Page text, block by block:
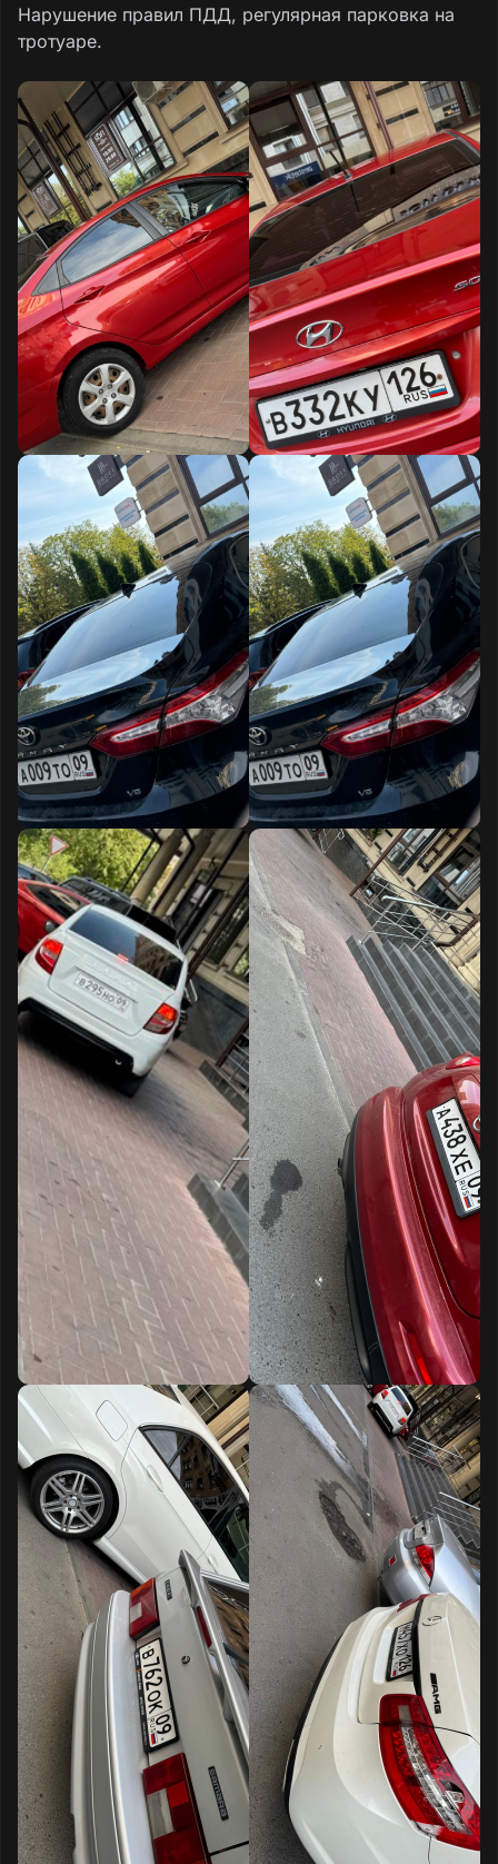
Нарушение правил ПДД, регулярная парковка на
тротуаре.